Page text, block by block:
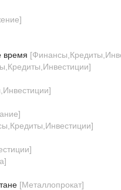
]
время [
]
]
]
]
]
]
[Металлопрокат]